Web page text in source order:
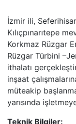
İzmir ili,
Kılıçpınarıtepe
Korkmaz Rüzgar
Rüzgar Türbini
ithalatı
inşaat
müteakip
yarısında
Teknik Bilgiler: